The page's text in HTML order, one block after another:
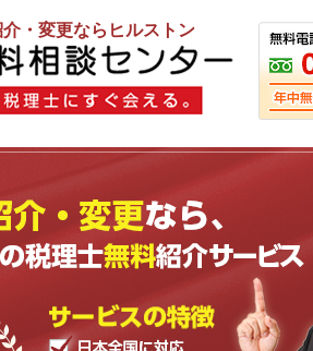
・変更ならヒルストン